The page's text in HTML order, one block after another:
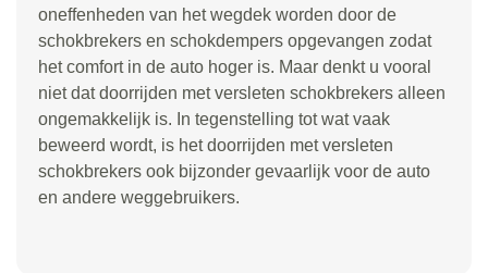
oneffenheden van het wegdek worden door de
schokbrekers en schokdempers opgevangen zodat
het comfort in de auto hoger is. Maar denkt u vooral
niet dat doorrijden met versleten schokbrekers alleen
ongemakkelijk is. In tegenstelling tot wat vaak
beweerd wordt, is het doorrijden met versleten
schokbrekers ook bijzonder gevaarlijk voor de auto
en andere weggebruikers.